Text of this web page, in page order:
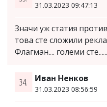
31.03.2023 09:47:13
Значи уж статия
това сте сложили
Флагман.... големи
34. Иван Ненков
31.03.2023 08:56:59